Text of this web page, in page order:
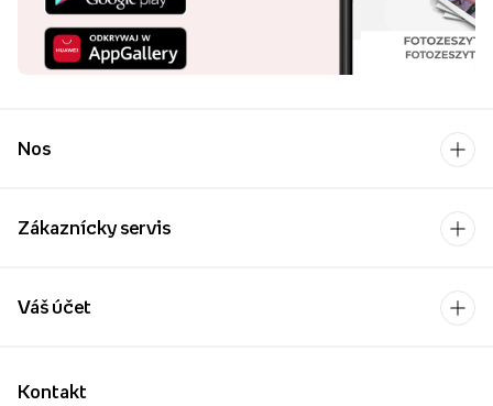
Nos
Zákaznícky servis
Kontakt
Váš účet